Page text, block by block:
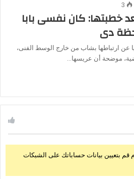
3
خطبتها: كان نفسى بابا
دى
عن ارتباطها بشاب من خارج الوسط الفنى،
موضحة أن عريسها…
بتعيين بيانات حساباتك على الشبكات